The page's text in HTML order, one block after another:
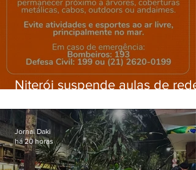
Niterói suspende aulas de rede
ventos fortes nesta sexta (7)
Jornal Daki
há 20 horas